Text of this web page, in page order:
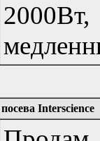
Interscience